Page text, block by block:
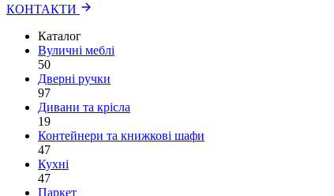
КОНТАКТИ
Каталог
Вуличні меблі
50
Дверні ручки
97
Дивани та крісла
19
Контейнери та книжкові шафи
47
Кухні
47
Паркет